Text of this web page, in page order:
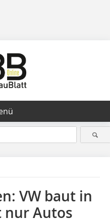
VW baut in
nur Autos